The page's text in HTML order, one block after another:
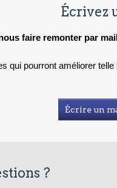
Écrivez
faire remonter par
qui pourront améliorer
Écrire un
?